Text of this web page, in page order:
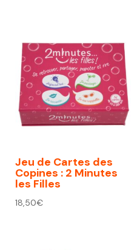
Jeu de Cartes des
Copines : 2 Minutes
les Filles
18,50€